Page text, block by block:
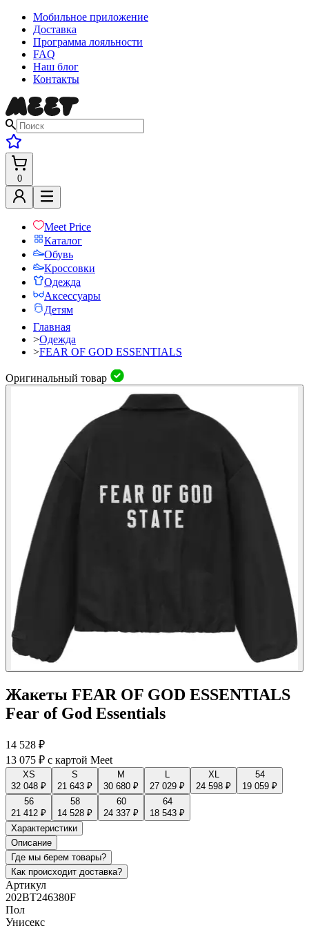
Мобильное приложение
Доставка
Программа лояльности
FAQ
Наш блог
Контакты
0
Meet Price
Каталог
Обувь
Кроссовки
Одежда
Аксессуары
Детям
Главная
>Одежда
>FEAR OF GOD ESSENTIALS
Оригинальный товар
Жакеты FEAR OF GOD ESSENTIALS
Fear of God Essentials
14 528 ₽
13 075 ₽ с картой Meet
XS
32 048 ₽
S
21 643 ₽
M
30 680 ₽
27 029 ₽
XL
24 598 ₽
54
19 059 ₽
56
21 412 ₽
58
14 528 ₽
60
24 337 ₽
64
18 543 ₽
Характеристики
Описание
Где мы берем товары?
Как происходит доставка?
Артикул
202BT246380F
Пол
Унисекс